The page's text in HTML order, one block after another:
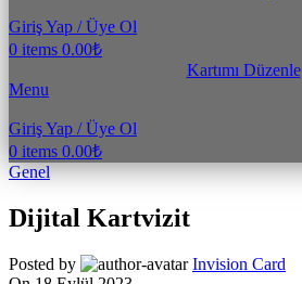
Giriş Yap / Üye Ol
0 items 0.00₺
Kartımı Düzenle
Menu
Giriş Yap / Üye Ol
0 items 0.00₺
Genel
Dijital Kartvizit
Posted by
Invision Card